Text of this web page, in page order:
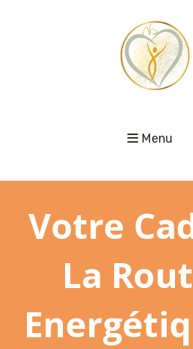
Menu
Votre
La